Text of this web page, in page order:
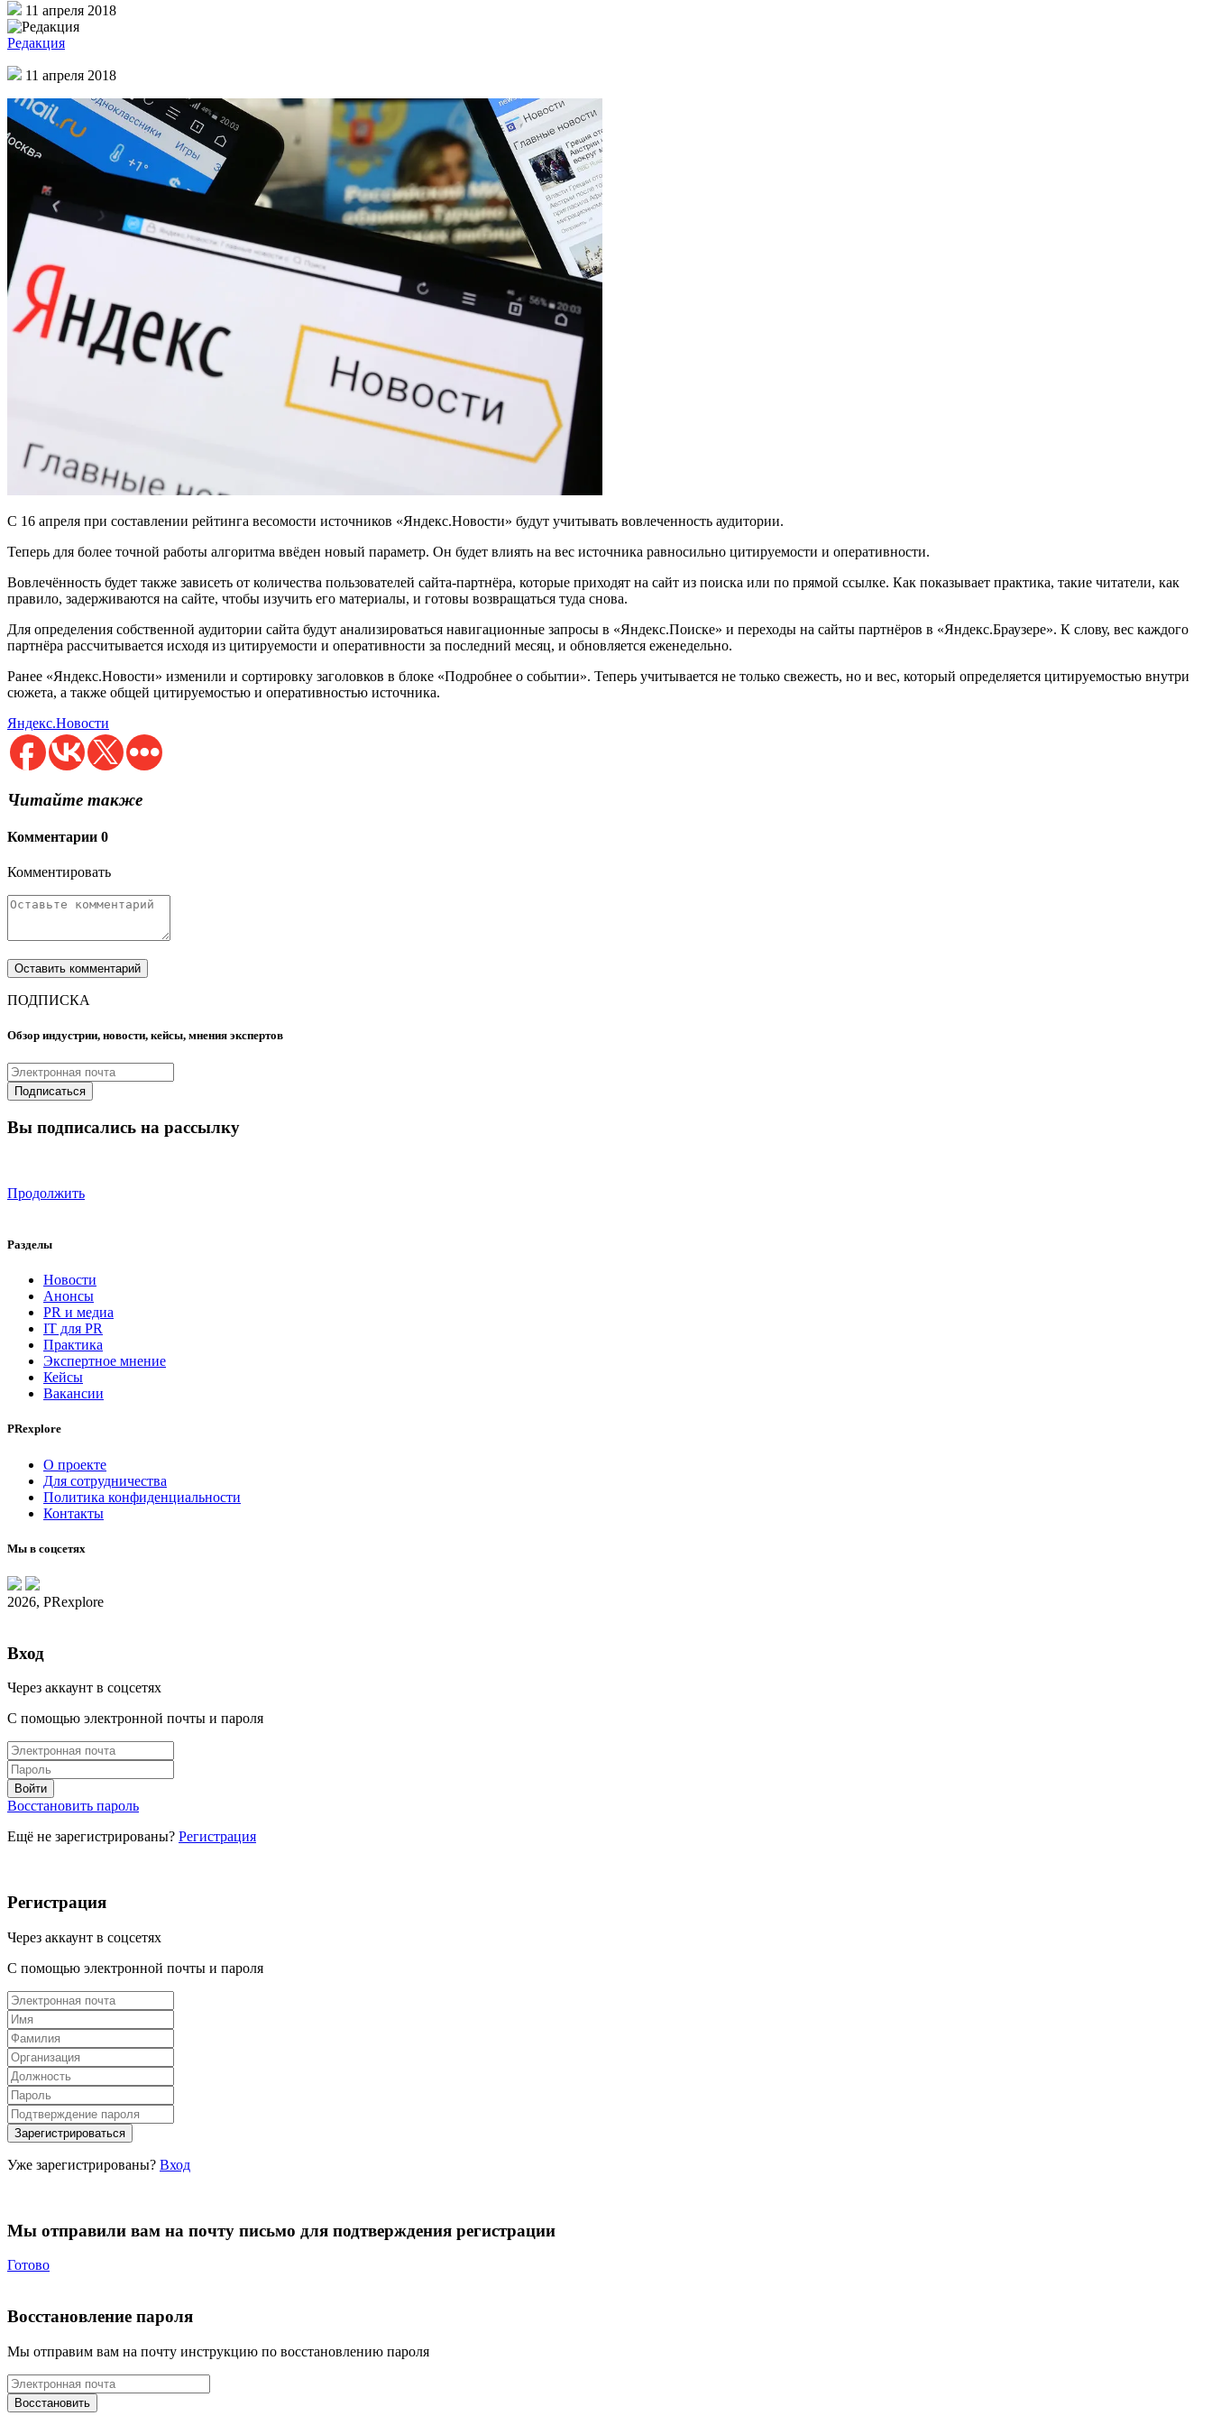
11 апреля 2018
Редакция
11 апреля 2018
С 16 апреля при составлении рейтинга весомости источников «Яндекс.Новости» будут учитывать вовлеченность аудитории.
Теперь для более точной работы алгоритма ввёден новый параметр. Он будет влиять на вес источника равносильно цитируемости и оперативности.
Вовлечённость будет также зависеть от количества пользователей сайта-партнёра, которые приходят на сайт из поиска или по прямой ссылке. Как показывает практика, такие читатели, как
правило, задерживаются на сайте, чтобы изучить его материалы, и готовы возвращаться туда снова.
Для определения собственной аудитории сайта будут анализироваться навигационные запросы в «Яндекс.Поиске» и переходы на сайты партнёров в «Яндекс.Браузере». К слову, вес каждого
партнёра рассчитывается исходя из цитируемости и оперативности за последний месяц, и обновляется еженедельно.
Ранее «Яндекс.Новости» изменили и сортировку заголовков в блоке «Подробнее о событии». Теперь учитывается не только свежесть, но и вес, который определяется цитируемостью внутри
сюжета, а также общей цитируемостью и оперативностью источника.
Яндекс.Новости
Читайте также
Комментарии 0
Комментировать
ПОДПИСКА
Обзор индустрии, новости, кейсы, мнения экспертов
Вы подписались на рассылку
Продолжить
Разделы
Новости
Анонсы
PR и медиа
IT для PR
Практика
Экспертное мнение
Кейсы
Вакансии
PRexplore
О проекте
Для сотрудничества
Политика конфиденциальности
Контакты
Мы в соцсетях
2026, PRexplore
Вход
Через аккаунт в соцсетях
С помощью электронной почты и пароля
Восстановить пароль
Ещё не зарегистрированы? Регистрация
Регистрация
Через аккаунт в соцсетях
С помощью электронной почты и пароля
Уже зарегистрированы? Вход
Мы отправили вам на почту письмо для подтверждения регистрации
Готово
Восстановление пароля
Мы отправим вам на почту инструкцию по восстановлению пароля